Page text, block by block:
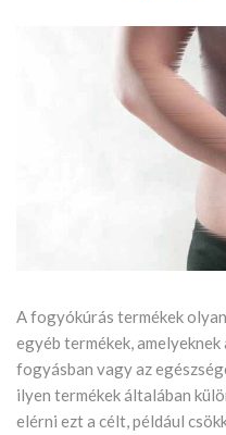
A fogyókúrás termékek
egyéb termékek,
fogyásban vagy az
ilyen termékek általában
elérni ezt a célt, például